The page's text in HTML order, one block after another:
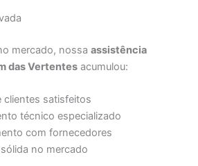
mercado, nossaassistência
das Vertentes acumulou:
clientes satisfeitos
técnico especializado
com fornecedores
no mercado